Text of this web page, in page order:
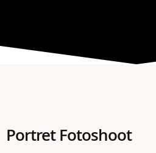
Portret Fotoshoot